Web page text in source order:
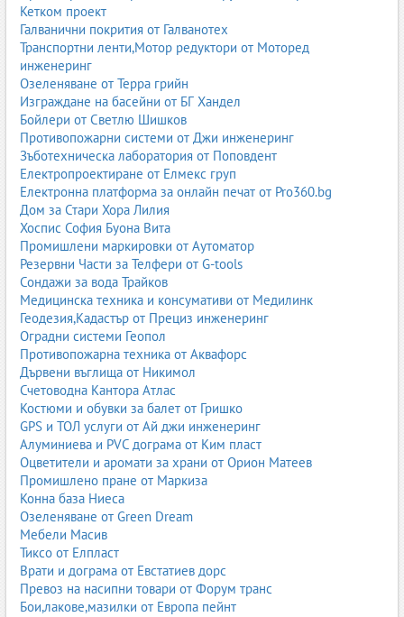
Кетком проект
Галванични покрития от Галванотех
Транспортни ленти,Мотор редуктори от Моторед
инженеринг
Озеленяване от Терра грийн
Изграждане на басейни от БГ Хандел
Бойлери от Светлю Шишков
Противопожарни системи от Джи инженеринг
Зъботехническа лаборатория от Поповдент
Електропроектиране от Елмекс груп
Електронна платформа за онлайн печат от Pro360.bg
Дом за Стари Хора Лилия
Хоспис София Буона Вита
Промишлени маркировки от Аутоматор
Резервни Части за Телфери от G-tools
Сондажи за вода Трайков
Медицинска техника и консумативи от Медилинк
Геодезия,Кадастър от Прециз инженеринг
Оградни системи Геопол
Противопожарна техника от Аквафорс
Дървени въглища от Никимол
Счетоводна Кантора Атлас
Костюми и обувки за балет от Гришко
GPS и ТОЛ услуги от Ай джи инженеринг
Алуминиева и PVC дограма от Ким пласт
Оцветители и аромати за храни от Орион Матеев
Промишлено пране от Маркиза
Конна база Ниеса
Озеленяване от Green Dream
Мебели Масив
Тиксо от Елпласт
Врати и дограма от Евстатиев дорс
Превоз на насипни товари от Форум транс
Бои,лакове,мазилки от Европа пейнт